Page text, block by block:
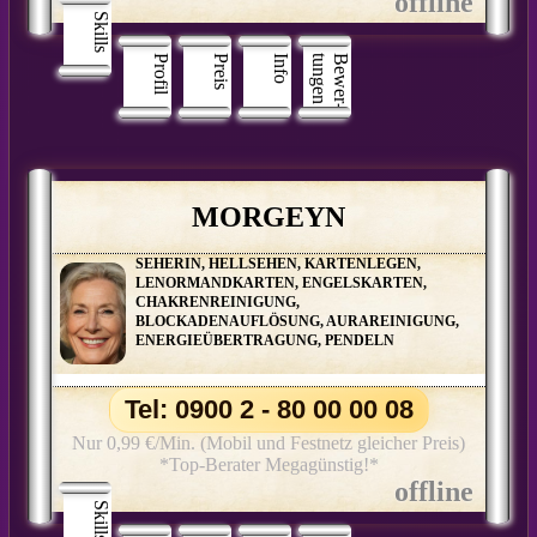
Skills
Profil
Preis Info B
e
w
e
r
­
t
u
n
g
e
n
MORGEYN
SEHERIN, HELLSEHEN, KARTENLEGEN,
LENORMANDKARTEN, ENGELSKARTEN,
CHAKRENREINIGUNG,
BLOCKADENAUFLÖSUNG, AURAREINIGUNG,
ENERGIEÜBERTRAGUNG, PENDELN
Skills
Tel: 0900 2 - 80 00 00 08
Nur 0,99 €/Min. (Mobil und Festnetz gleicher Preis)
*Top-Berater Megagünstig!*